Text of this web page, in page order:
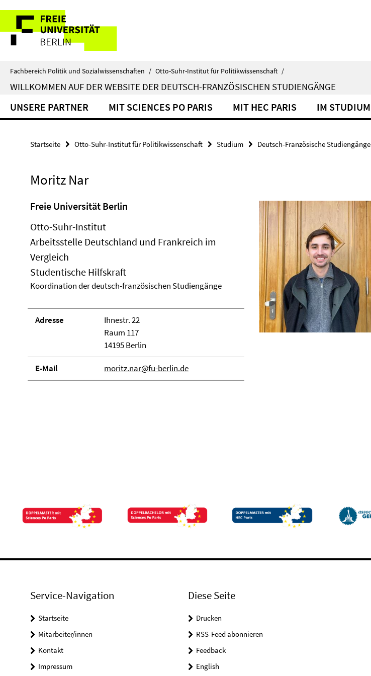
direkt
zu
Inhalt
Service-
Navigation
Fachbereich Politik und Sozialwissenschaften / Otto-Suhr-Institut für Politikwissenschaft /
WILLKOMMEN AUF DER WEBSITE DER DEUTSCH-FRANZÖSISCHEN STUDIENGÄNGE
UNSERE PARTNER MIT SCIENCES PO PARIS MIT HEC PARIS IM STUDIUM
Startseite Otto-Suhr-Institut für Politikwissenschaft Studium Deutsch-Französische Studiengänge
Moritz Nar
Freie Universität Berlin
Otto-Suhr-Institut
Arbeitsstelle Deutschland und Frankreich im
Vergleich
Studentische Hilfskraft
Koordination der deutsch-französischen Studiengänge
Adresse
Ihnestr. 22
Raum 117
14195 Berlin
E-Mail moritz.nar@fu-berlin.de
Service-Navigation
Startseite
Mitarbeiter/innen
Kontakt
Impressum
Diese Seite
Drucken
RSS-Feed abonnieren
Feedback
English